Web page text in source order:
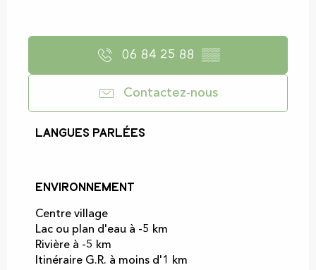
06 84 25 88 ▒▒
Contactez-nous
Langues parlées
Langues parlées
Environnement
Environnement
Centre village
Lac ou plan d'eau à -5 km
Rivière à -5 km
Itinéraire G.R. à moins d'1 km